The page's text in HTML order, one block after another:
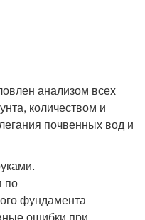
анализом всех
количеством и
почвенных вод и